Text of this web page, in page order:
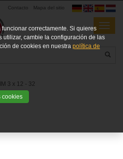
Mapa del sitio
Contacto
IM 3 x 12 - 32
correctamente. Si quieres
utilizar, cambie la configuración de las
de cookies en nuestra política de
cookies